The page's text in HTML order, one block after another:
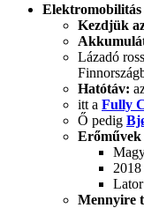
Elektromobilitás
Kezdjük
Lázadó
Hatótáv:
itt a Fully
Ő pedig
Erőművek
2018
Mennyire